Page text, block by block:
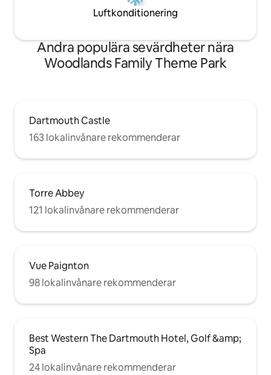
Luftkonditionering
Andra populära sevärdheter nära
Woodlands Family Theme Park
Dartmouth Castle
163 lokalinvånare rekommenderar
Torre Abbey
121 lokalinvånare rekommenderar
Vue Paignton
98 lokalinvånare rekommenderar
Best Western The Dartmouth Hotel, Golf &amp;
Spa
24 lokalinvånare rekommenderar